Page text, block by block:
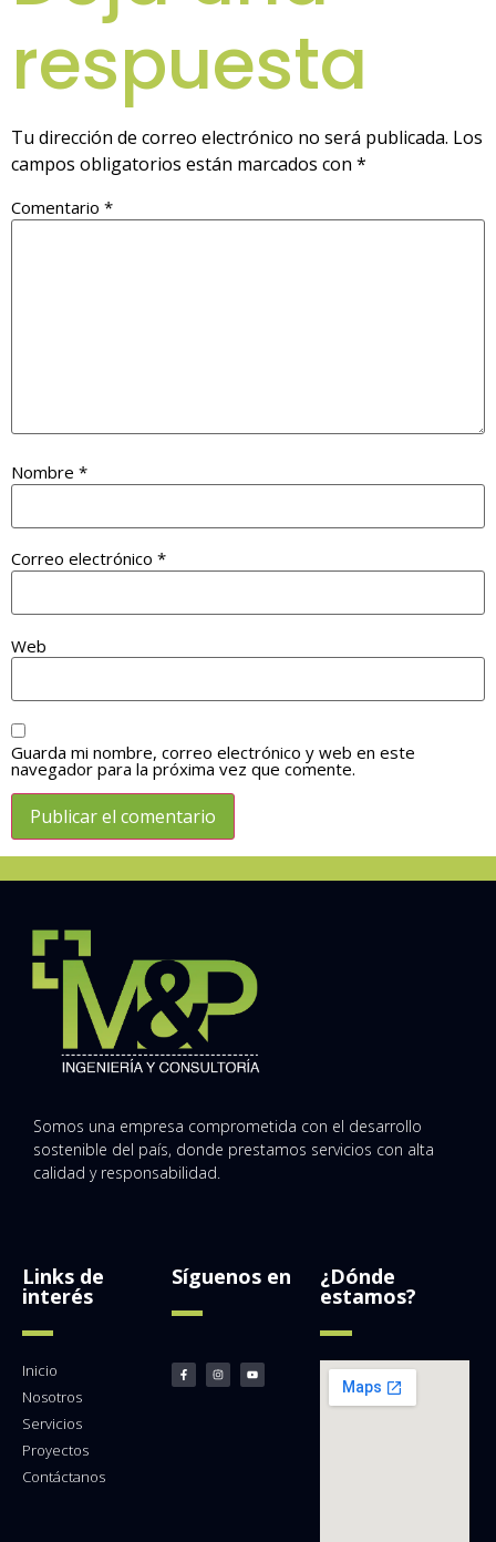
respuesta
Tu dirección de correo electrónico no será publicada. Los
campos obligatorios están marcados con *
Comentario *
Nombre *
Correo electrónico *
Web
Guarda mi nombre, correo electrónico y web en este
navegador para la próxima vez que comente.
Somos una empresa comprometida con el desarrollo
sostenible del país, donde prestamos servicios con alta
calidad y responsabilidad.
Links de
interés
Inicio
Nosotros
Servicios
Proyectos
Contáctanos
Síguenos en ¿Dónde
estamos?